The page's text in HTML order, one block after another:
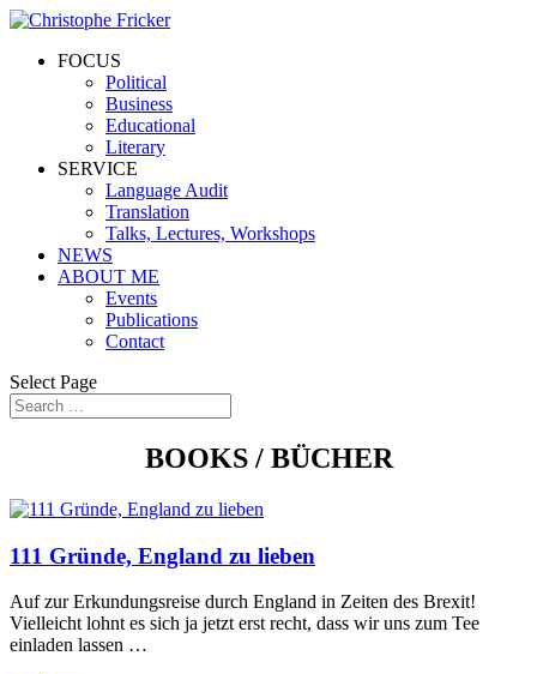
FOCUS
Political
Business
Educational
Literary
SERVICE
Language Audit
Translation
Talks, Lectures, Workshops
NEWS
ABOUT ME
Events
Publications
Contact
Select Page
BOOKS / BÜCHER
111 Gründe, England zu lieben
Auf zur Erkundungsreise durch England in Zeiten des Brexit!
Vielleicht lohnt es sich ja jetzt erst recht, dass wir uns zum Tee
einladen lassen …